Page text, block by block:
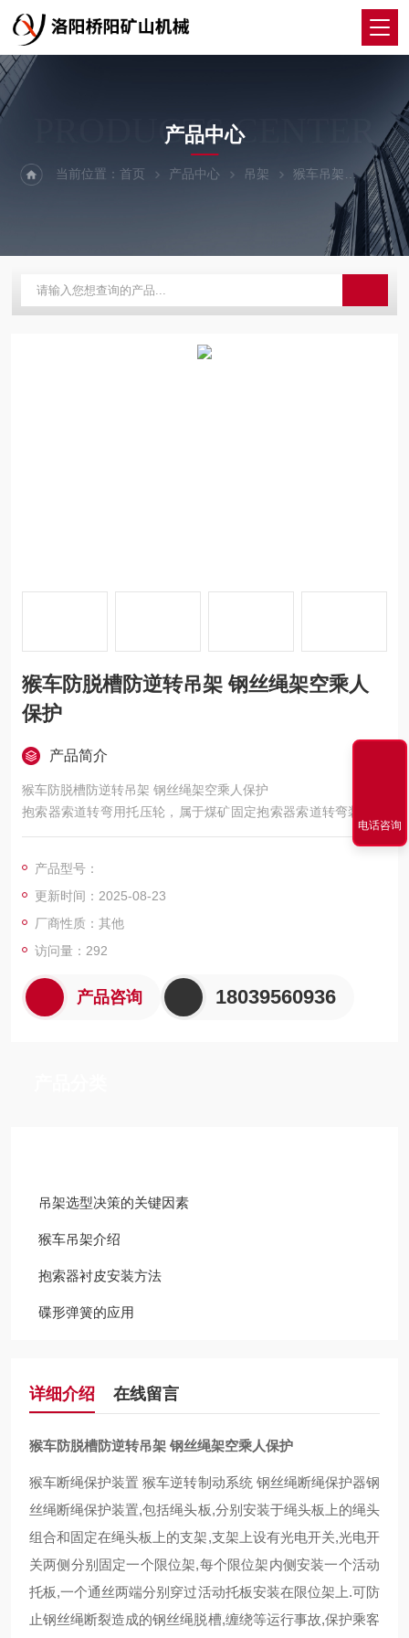
PRODUCTS CENTER
产品中心
当前位置：首页 产品中心 吊架 猴车吊架 猴车
猴车防脱槽防逆转吊架 钢丝绳架空乘人
保护
产品简介
猴车防脱槽防逆转吊架 钢丝绳架空乘人保护
抱索器索道转弯用托压轮，属于煤矿固定抱索器索道转弯装置；
提供一种能够在巷道内实现索道水平转弯运行的固定抱索器索道
产品型号：
更新时间：2025-08-23
厂商性质：其他
访问量：292
产品咨询 18039560936
吊架选型决策的关键因素
猴车吊架介绍
抱索器衬皮安装方法
碟形弹簧的应用
详细介绍 在线留言
猴车防脱槽防逆转吊架 钢丝绳架空乘人保护
猴车断绳保护装置 猴车逆转制动系统 钢丝绳断绳保护器钢
丝绳断绳保护装置,包括绳头板,分别安装于绳头板上的绳头
组合和固定在绳头板上的支架,支架上设有光电开关,光电开
关两侧分别固定一个限位架,每个限位架内侧安装一个活动
托板,一个通丝两端分别穿过活动托板安装在限位架上.可防
止钢丝绳断裂造成的钢丝绳脱槽,缠绕等运行事故,保护乘客
电话咨询